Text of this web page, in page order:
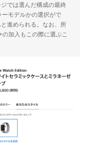
では選んだ構成の最終
モデルかの選択がで
進められる。なお、所
加入もこの際に選ぶこ